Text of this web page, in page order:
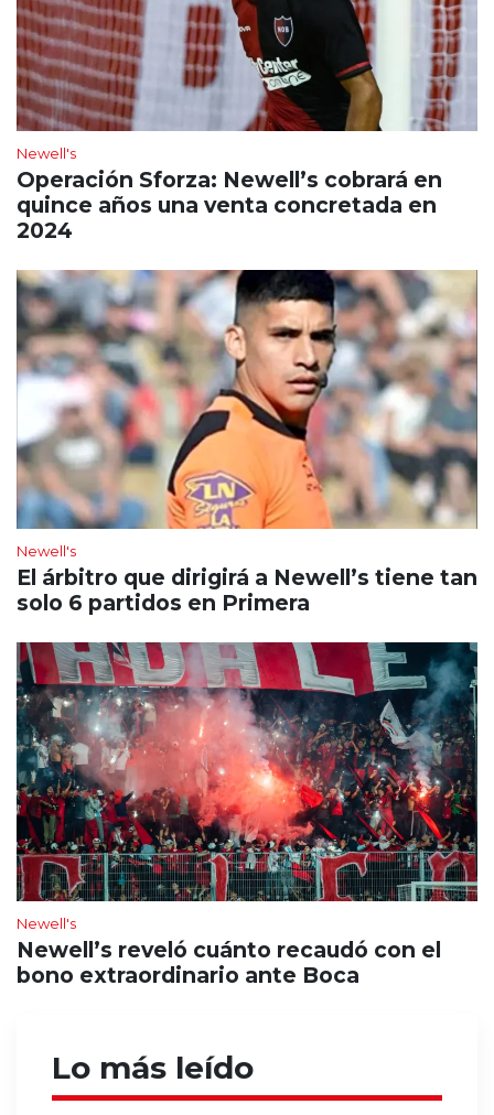
Newell's
Operación Sforza: Newell’s cobrará en
quince años una venta concretada en
2024
Newell's
El árbitro que dirigirá a Newell’s tiene tan
solo 6 partidos en Primera
Newell's
Newell’s reveló cuánto recaudó con el
bono extraordinario ante Boca
Lo más leído